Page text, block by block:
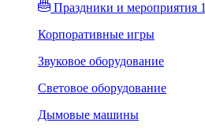
Праздники и мероприятия 1
Корпоративные игры
Звуковое оборудование
Световое оборудование
Дымовые машины